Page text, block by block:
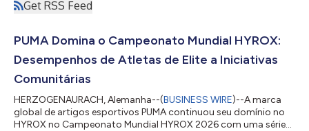
Get RSS Feed
PUMA Domina o Campeonato Mundial HYROX:
Desempenhos de Atletas de Elite a Iniciativas
Comunitárias
HERZOGENAURACH, Alemanha--(BUSINESS WIRE)--A marca
global de artigos esportivos PUMA continuou seu domínio no
HYROX no Campeonato Mundial HYROX 2026 com uma série